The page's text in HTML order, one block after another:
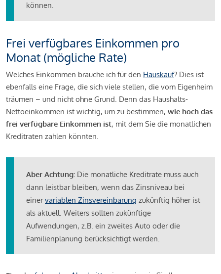
können.
Frei verfügbares Einkommen pro
Monat (mögliche Rate)
Welches Einkommen brauche ich für den Hauskauf? Dies ist
ebenfalls eine Frage, die sich viele stellen, die vom Eigenheim
träumen – und nicht ohne Grund. Denn das Haushalts-
Nettoeinkommen ist wichtig, um zu bestimmen, wie hoch das
frei verfügbare Einkommen ist, mit dem Sie die monatlichen
Kreditraten zahlen könnten.
Aber Achtung: Die monatliche Kreditrate muss auch
dann leistbar bleiben, wenn das Zinsniveau bei
einervariablen Zinsvereinbarung zukünftig höher ist
als aktuell. Weiters sollten zukünftige
Aufwendungen, z.B. ein zweites Auto oder die
Familienplanung berücksichtigt werden.